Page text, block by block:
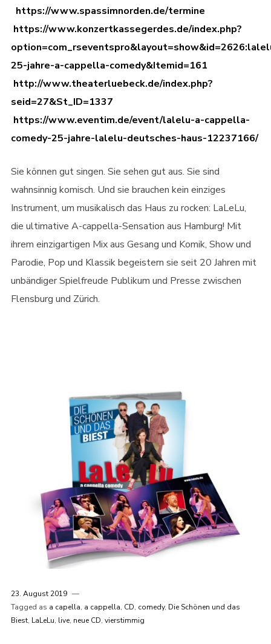
https://www.spassimnorden.de/termine
https://www.konzertkassegerdes.de/index.php?
25-jahre-a-cappella-comedy&Itemid=161
http://www.theaterluebeck.de/index.php?
seid=27&St_ID=1337
https://www.eventim.de/event/lalelu-a-cappella-
comedy-25-jahre-lalelu-deutsches-haus-12237166/
Sie können gut singen. Sie sehen gut aus. Sie sind
wahnsinnig komisch. Und sie brauchen kein einziges
Instrument, um musikalisch das Haus zu rocken: LaLeLu,
die ultimative A-cappella-Sensation aus Hamburg! Mit
ihrem einzigartigen Mix aus Gesang und Komik, Show und
Parodie, Pop und Klassik begeistern sie seit 20 Jahren mit
unbändiger Spielfreude Publikum und Presse zwischen
Flensburg und Zürich.
23. August 2019
Tagged as a capella, a cappella, CD, comedy, Die Schönen und das
Biest, LaLeLu, live, neue CD, vierstimmig